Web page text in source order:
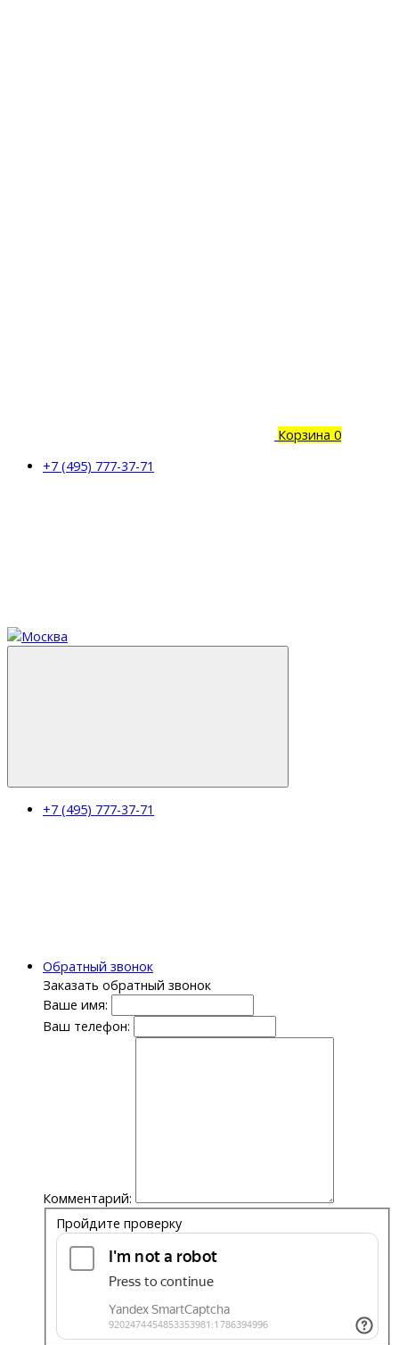
Корзина 0
+7 (495) 777-37-71
+7 (495) 777-37-71
Обратный звонок
Заказать обратный звонок
Ваше имя:
Ваш телефон:
Комментарий:
Пройдите проверку